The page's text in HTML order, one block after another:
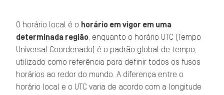
O horário local é o horário em vigor em uma
determinada região , enquanto o horário UTC (Tempo
Universal Coordenado) é o padrão global de tempo,
utilizado como referência para definir todos os fusos
horários ao redor do mundo. A diferença entre o
horário local e o UTC varia de acordo com a longitude